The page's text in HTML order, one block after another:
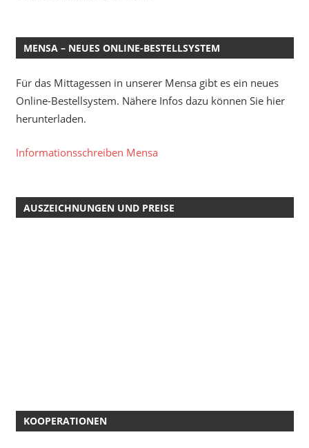
MENSA – NEUES ONLINE-BESTELLSYSTEM
Für das Mittagessen in unserer Mensa gibt es ein neues
Online-Bestellsystem. Nähere Infos dazu können Sie hier
herunterladen.
Informationsschreiben Mensa
AUSZEICHNUNGEN UND PREISE
KOOPERATIONEN